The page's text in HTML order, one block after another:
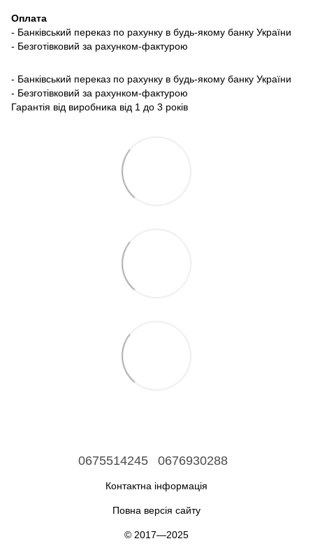
Оплата
- Банківський переказ по рахунку в будь-якому банку України
- Безготівковий за рахунком-фактурою
- Банківський переказ по рахунку в будь-якому банку України
- Безготівковий за рахунком-фактурою
Гарантія від виробника від 1 до 3 років
0675514245 0676930288
Контактна інформація
Повна версія сайту
© 2017—2025